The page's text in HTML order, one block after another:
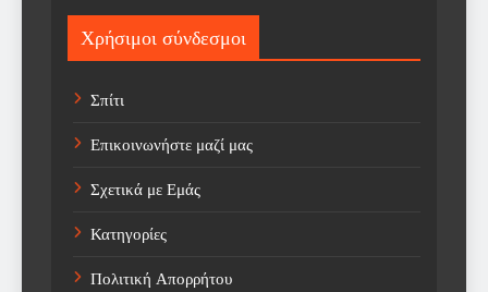
Sport
Sports
Technology
Trending
Weather
Αγορά
Χρήσιμοι σύνδεσμοι
Σπίτι
Επικοινωνήστε μαζί μας
Σχετικά με Εμάς
Κατηγορίες
Πολιτική Απορρήτου